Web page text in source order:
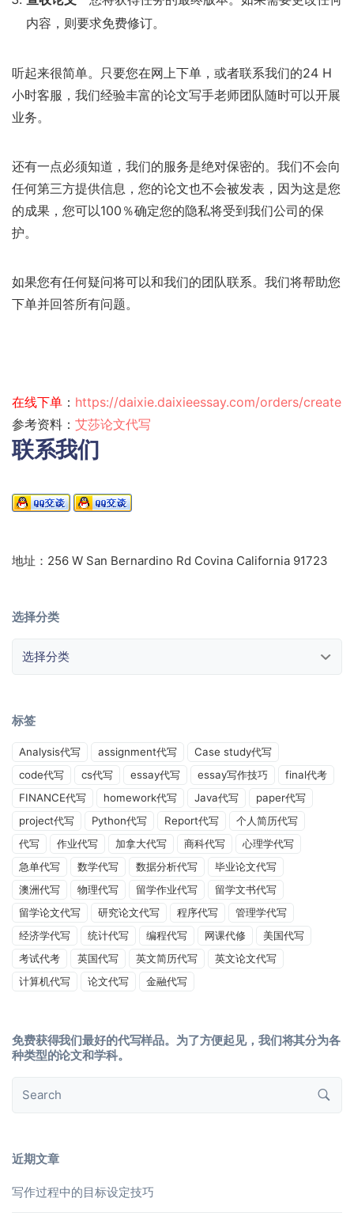
内容，则要求免费修订。
听起来很简单。只要您在网上下单，或者联系我们的24 H
小时客服，我们经验丰富的论文写手老师团队随时可以开展
业务。
还有一点必须知道，我们的服务是绝对保密的。我们不会向
任何第三方提供信息，您的论文也不会被发表，因为这是您
的成果，您可以100％确定您的隐私将受到我们公司的保
护。
如果您有任何疑问将可以和我们的团队联系。我们将帮助您
下单并回答所有问题。
在线下单 ： https://daixie.daixieessay.com/orders/create
参考资料： 艾莎论文代写
联系我们
地址：256 W San Bernardino Rd Covina California 91723
选择分类
标签
Analysis代写 assignment代写
Case study代写
code代写
cs代写 essay代写 essay写作技巧
final代考
FINANCE代写
homework代写 Java代写
paper代写
project代写
Python代写 Report代写
个人简历代写
代写
作业代写 加拿大代写 商科代写
心理学代写
急单代写
数学代写 数据分析代写
毕业论文代写
澳洲代写
物理代写 留学作业代写
留学文书代写
留学论文代写
研究论文代写 程序代写
管理学代写
经济学代写
统计代写 编程代写 网课代修
美国代写
考试代考
英国代写 英文简历代写
英文论文代写
计算机代写
论文代写 金融代写
免费获得我们最好的代写样品。为了方便起见，我们将其分为各
种类型的论文和学科。
近期文章
写作过程中的目标设定技巧